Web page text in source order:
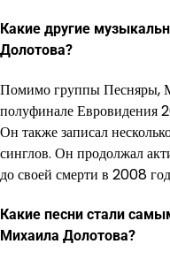
Какие другие
Долотова?
Помимо группы Песняры,
полуфинале Евровидения
Он также записал
синглов. Он продолжал
до своей смерти в 2008
Какие песни стали
Михаила Долотова?